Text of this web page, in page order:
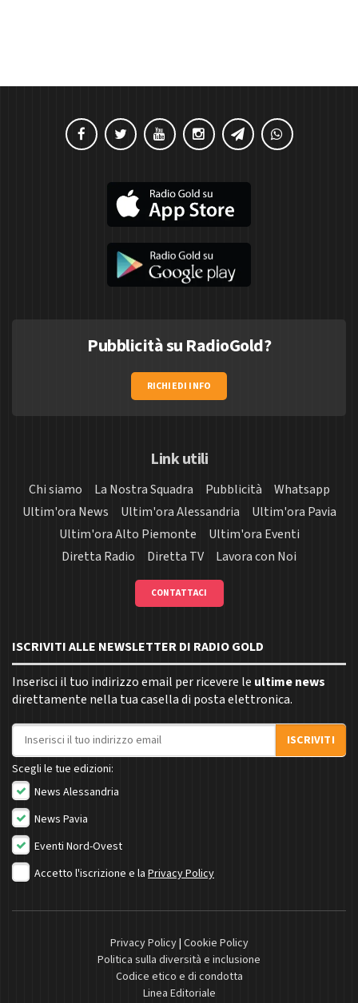
Pubblicità su RadioGold?
RICHIEDI INFO
Link utili
Chi siamo La Nostra Squadra Pubblicità
Whatsapp
Ultim'ora News
Ultim'ora Alessandria
Ultim'ora Pavia
Ultim'ora Alto Piemonte
Ultim'ora Eventi
Diretta Radio
Diretta TV Lavora con Noi
CONTATTACI
ISCRIVITI ALLE NEWSLETTER DI RADIO GOLD
Inserisci il tuo indirizzo email per ricevere le ultime news
direttamente nella tua casella di posta elettronica.
Indirizzo email
ISCRIVITI
Scegli le tue edizioni:
News Alessandria
News Pavia
Eventi Nord-Ovest
Accetto l'iscrizione e la Privacy Policy
Privacy Policy| Cookie Policy
Politica sulla diversità e inclusione
Codice etico e di condotta
Linea Editoriale